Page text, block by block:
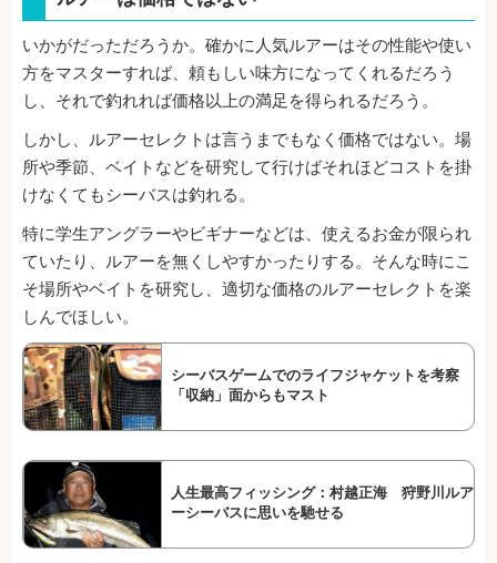
いかがだっただろうか。確かに人気ルアーはその性能や使い
方をマスターすれば、頼もしい味方になってくれるだろう
し、それで釣れれば価格以上の満足を得られるだろう。
しかし、ルアーセレクトは言うまでもなく価格ではない。場
所や季節、ベイトなどを研究して行けばそれほどコストを掛
けなくてもシーバスは釣れる。
特に学生アングラーやビギナーなどは、使えるお金が限られ
ていたり、ルアーを無くしやすかったりする。そんな時にこ
そ場所やベイトを研究し、適切な価格のルアーセレクトを楽
しんでほしい。
シーバスゲームでのライフジャケットを考察
「収納」面からもマスト
人生最高フィッシング：村越正海 狩野川ルア
ーシーバスに思いを馳せる